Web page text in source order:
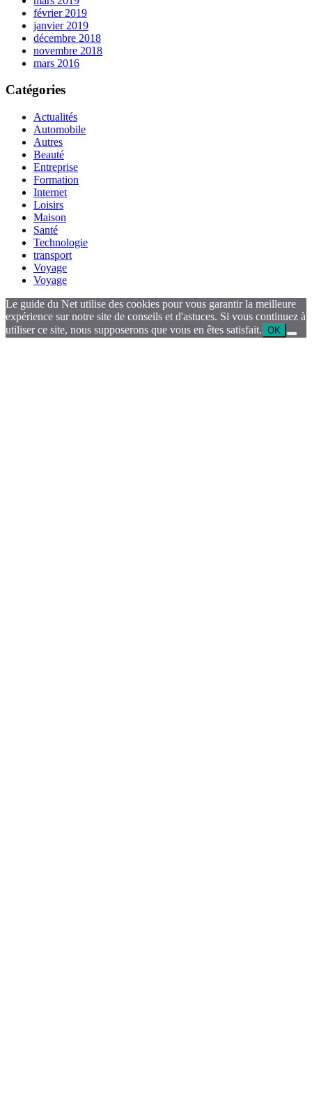
février 2019
janvier 2019
décembre 2018
novembre 2018
mars 2016
Catégories
Actualités
Automobile
Autres
Beauté
Entreprise
Formation
Internet
Loisirs
Maison
Santé
Technologie
transport
Voyage
Voyage
Le guide du Net utilise des cookies pour vous garantir la meilleure
expérience sur notre site de conseils et d'astuces. Si vous continuez à
utiliser ce site, nous supposerons que vous en êtes satisfait. OK